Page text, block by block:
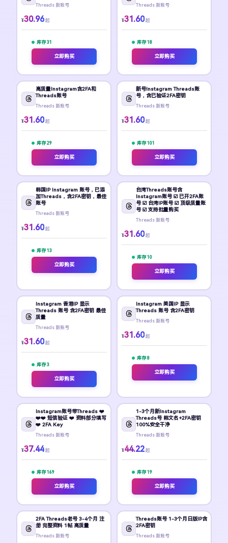
Threads 新账号
¥30.96 起
库存 31
立即购买
Threads 新账号
¥31.60 起
库存 18
立即购买
高质量Instagram含2FA和
Threads账号
Threads 新账号
¥31.60 起
库存 29
立即购买
新号Instagram Threads账
号，含已验证2FA密钥
Threads 新账号
¥31.60 起
库存 101
立即购买
韩国IP Instagram 账号，已添
加Threads，含2FA密钥，最佳
账号
Threads 新账号
¥31.60 起
库存 13
立即购买
台湾Threads账号含
Instagram账号 ☑️ 已开2FA账
号 ☑️ 台湾IP账号 ☑️ 顶级质量账
号 ☑️ 支持批量购买
Threads 新账号
¥31.60 起
库存 10
立即购买
Instagram 香港IP 显示
Threads 账号 含2FA密钥 最佳
质量
Threads 新账号
¥31.60 起
库存 3
立即购买
Instagram 美国IP 显示
Threads 账号 含2FA密钥
Threads 新账号
¥31.60 起
库存 8
立即购买
Instagram账号带Threads ❤️
❤️❤️ 短信验证 ❤️ 资料部分填写
❤️ 2FA Key
Threads 新账号
¥37.44 起
库存 169
立即购买
1-3个月新Instagram
Threads号 韩文名+2FA密钥
100%安全干净
Threads 新账号
¥44.22 起
库存 19
立即购买
2FA Threads老号 3-4个月 注
册 完整资料 1帖 高质量
Threads 新账号
Threads账号 1-3个月日版IP含
2FA密钥
Threads 新账号